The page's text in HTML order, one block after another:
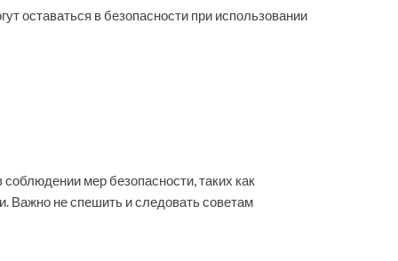
оставаться в безопасности при использовании
мер безопасности, таких как
Важно не спешить и следовать советам